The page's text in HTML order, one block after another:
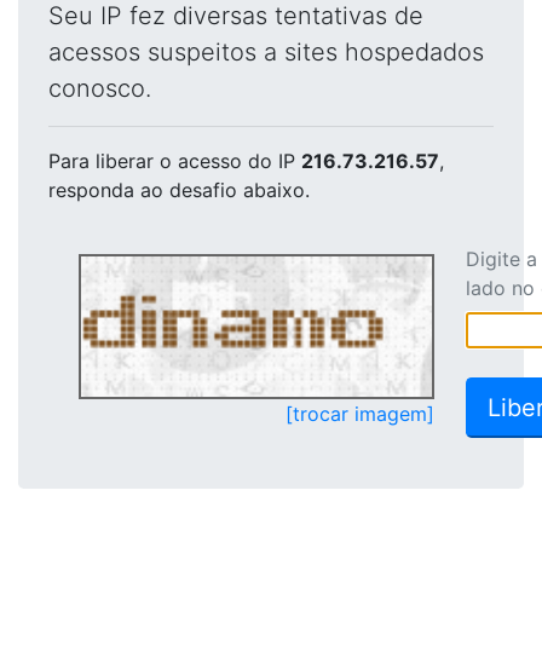
Seu IP fez diversas tentativas de
acessos suspeitos a sites hospedados
conosco.
Para liberar o acesso do IP 216.73.216.57,
responda ao desafio abaixo.
[trocar imagem]
Digite
lado no